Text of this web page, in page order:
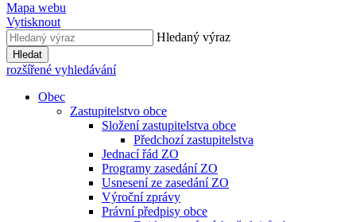
Mapa webu
Vytisknout
Hledaný výraz
Hledat
rozšířené vyhledávání
Obec
Zastupitelstvo obce
Složení zastupitelstva obce
Předchozí zastupitelstva
Jednací řád ZO
Programy zasedání ZO
Usnesení ze zasedání ZO
Výroční zprávy
Právní předpisy obce